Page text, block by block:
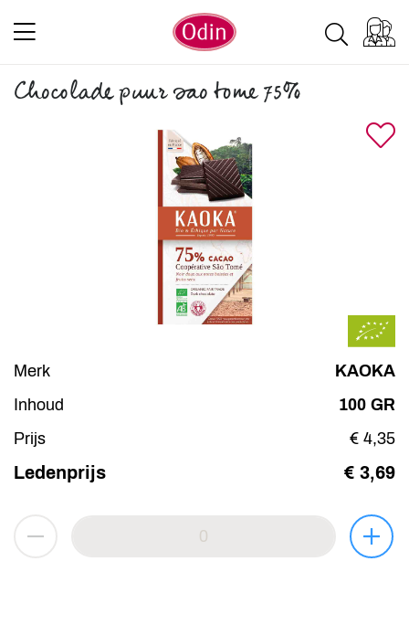
Chocolade puur sao tome 75%
Merk
KAOKA
Inhoud
100 GR
Prijs
€ 4,35
Ledenprijs € 3,69